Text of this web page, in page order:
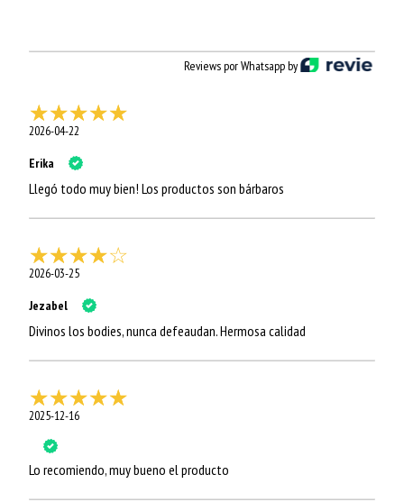
Reviews por Whatsapp by
2026-04-22
Erika
Llegó todo muy bien! Los productos son bárbaros
2026-03-25
Jezabel
Divinos los bodies, nunca defeaudan. Hermosa calidad
2025-12-16
Lo recomiendo, muy bueno el producto